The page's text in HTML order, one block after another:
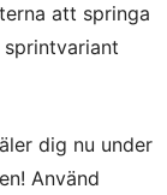
att springa
sprintvariant
dig nu under
Använd